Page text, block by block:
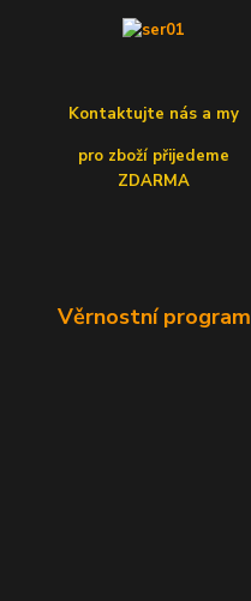
Kontaktujte nás a my
pro zboží přijedeme
ZDARMA
Věrnostní program